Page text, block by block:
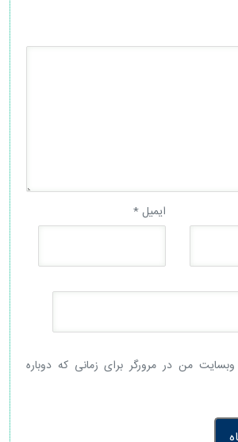
ایمیل*
من در مرورگر برای زمانی که دوباره